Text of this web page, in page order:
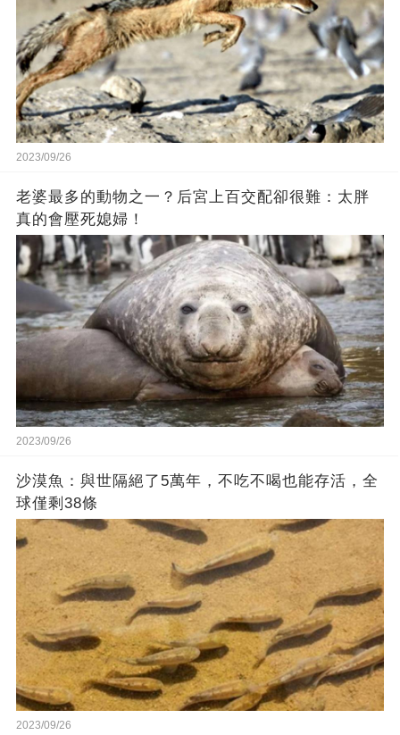
2023/09/26
老婆最多的動物之一？后宮上百交配卻很難：太胖
真的會壓死媳婦！
2023/09/26
沙漠魚：與世隔絕了5萬年，不吃不喝也能存活，全
球僅剩38條
2023/09/26